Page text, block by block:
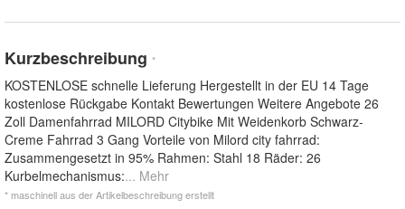
Kurzbeschreibung *
KOSTENLOSE schnelle Lieferung Hergestellt in der EU 14 Tage
kostenlose Rückgabe Kontakt Bewertungen Weitere Angebote 26
Zoll Damenfahrrad MILORD Citybike Mit Weidenkorb Schwarz-
Creme Fahrrad 3 Gang Vorteile von Milord city fahrrad:
Zusammengesetzt in 95% Rahmen: Stahl 18 Räder: 26
Kurbelmechanismus:... Mehr
* maschinell aus der Artikelbeschreibung erstellt